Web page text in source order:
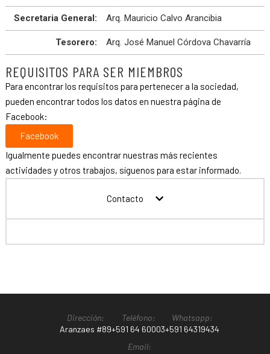
Secretaria General: Arq. Mauricio Calvo Arancibia
Tesorero: Arq. José Manuel Córdova Chavarría
REQUISITOS PARA SER MIEMBROS
Para encontrar los requisitos para pertenecer a la sociedad,
pueden encontrar todos los datos en nuestra página de
Facebook:
Facebook
Igualmente puedes encontrar nuestras más recientes
actividades y otros trabajos, síguenos para estar informado.
Contacto
Dirección:
Aranzaes #89
Teléfono:
+591 64 60003
Whatsapp:
+591 64319434
Email: